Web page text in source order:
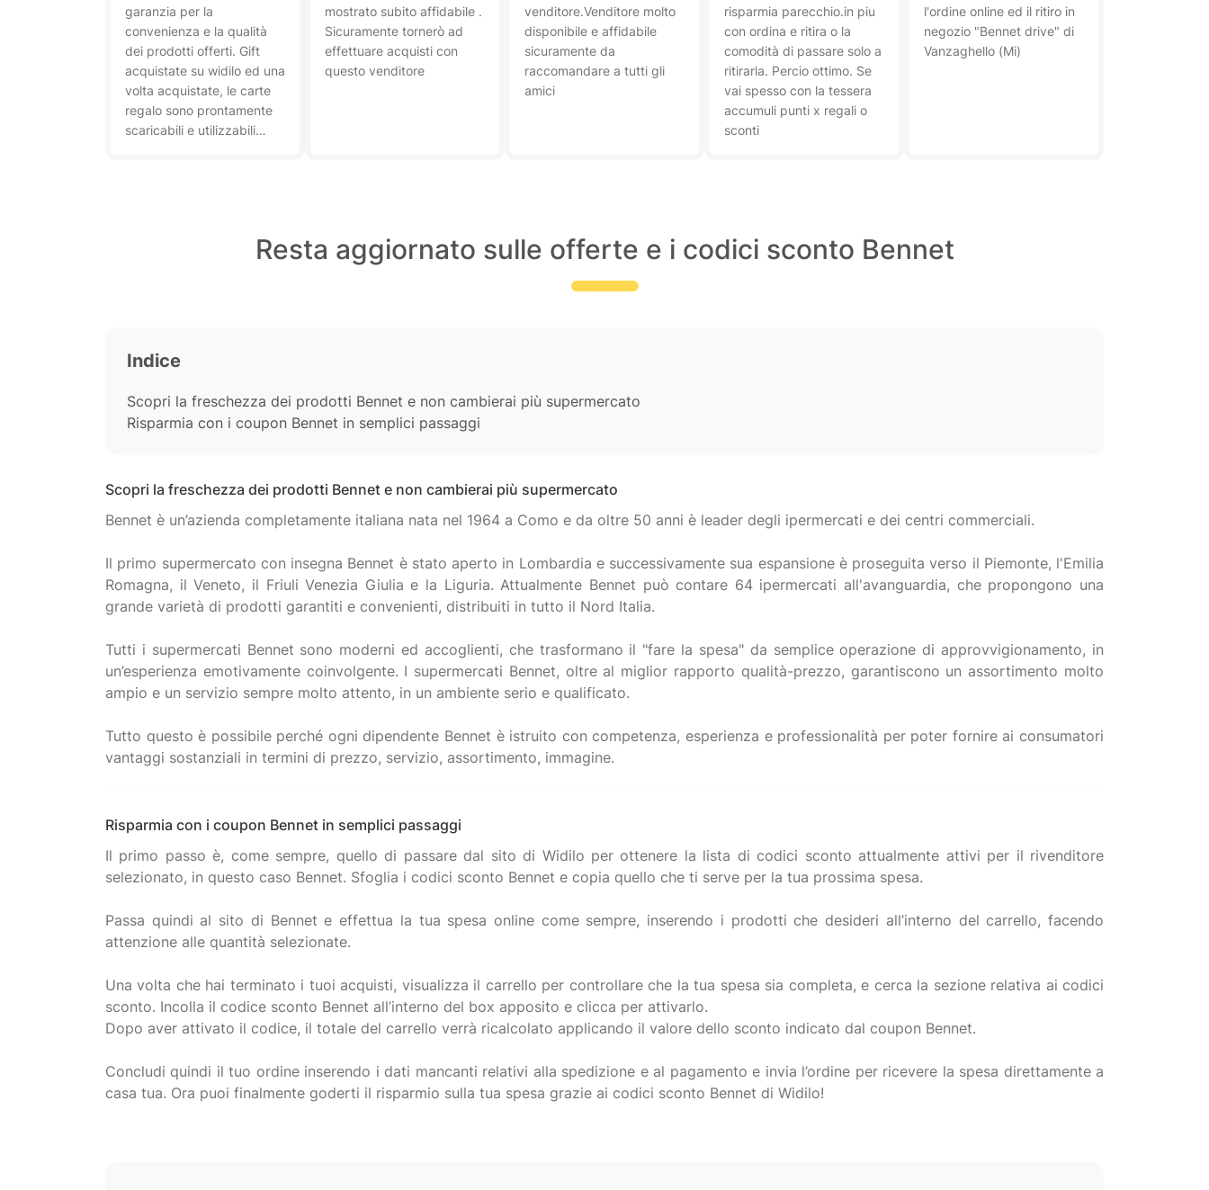
garanzia per la
convenienza e la qualità
dei prodotti offerti. Gift
acquistate su widilo ed una
volta acquistate, le carte
regalo sono prontamente
scaricabili e utilizzabili
mostrato subito affidabile .
Sicuramente tornerò ad
effettuare acquisti con
questo venditore
venditore.Venditore molto
disponibile e affidabile
sicuramente da
raccomandare a tutti gli
amici
risparmia parecchio.in piu
con ordina e ritira o la
comodità di passare solo a
ritirarla. Percio ottimo. Se
vai spesso con la tessera
accumuli punti x regali o
sconti
l'ordine online ed il ritiro in
negozio "Bennet drive" di
Vanzaghello (Mi)
Resta aggiornato sulle offerte e i codici sconto Bennet
Indice
Scopri la freschezza dei prodotti Bennet e non cambierai più supermercato
Risparmia con i coupon Bennet in semplici passaggi
Scopri la freschezza dei prodotti Bennet e non cambierai più supermercato
Bennet è un’azienda completamente italiana nata nel 1964 a Como e da oltre 50 anni è leader degli ipermercati e dei centri commerciali.
Il primo supermercato con insegna Bennet è stato aperto in Lombardia e successivamente sua espansione è proseguita verso il Piemonte, l'Emilia
Romagna, il Veneto, il Friuli Venezia Giulia e la Liguria. Attualmente Bennet può contare 64 ipermercati all'avanguardia, che propongono una
grande varietà di prodotti garantiti e convenienti, distribuiti in tutto il Nord Italia.
Tutti i supermercati Bennet sono moderni ed accoglienti, che trasformano il "fare la spesa" da semplice operazione di approvvigionamento, in
un’esperienza emotivamente coinvolgente. I supermercati Bennet, oltre al miglior rapporto qualità-prezzo, garantiscono un assortimento molto
ampio e un servizio sempre molto attento, in un ambiente serio e qualificato.
Tutto questo è possibile perché ogni dipendente Bennet è istruito con competenza, esperienza e professionalità per poter fornire ai consumatori
Risparmia con i coupon Bennet in semplici passaggi
Il primo passo è, come sempre, quello di passare dal sito di Widilo per ottenere la lista di codici sconto attualmente attivi per il rivenditore
selezionato, in questo caso Bennet. Sfoglia i codici sconto Bennet e copia quello che ti serve per la tua prossima spesa.
Passa quindi al sito di Bennet e effettua la tua spesa online come sempre, inserendo i prodotti che desideri all’interno del carrello, facendo
attenzione alle quantità selezionate.
Una volta che hai terminato i tuoi acquisti, visualizza il carrello per controllare che la tua spesa sia completa, e cerca la sezione relativa ai codici
sconto. Incolla il codice sconto Bennet all’interno del box apposito e clicca per attivarlo.
Dopo aver attivato il codice, il totale del carrello verrà ricalcolato applicando il valore dello sconto indicato dal coupon Bennet.
Concludi quindi il tuo ordine inserendo i dati mancanti relativi alla spedizione e al pagamento e invia l’ordine per ricevere la spesa direttamente a